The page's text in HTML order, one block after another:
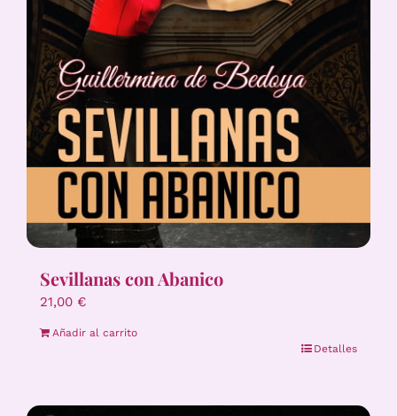
Sevillanas con Abanico
21,00 €
Añadir al carrito
Detalles